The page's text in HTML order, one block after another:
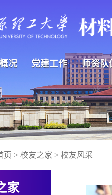
况 党建工作 师资队
页 >校友之家 >校友风采
家